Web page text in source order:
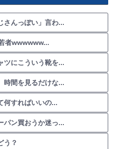
さんっぽい」言わ...
者wwwwww...
ツにこういう靴を...
間を見るだけな...
何すればいいの...
パン買おうか迷っ...
う？